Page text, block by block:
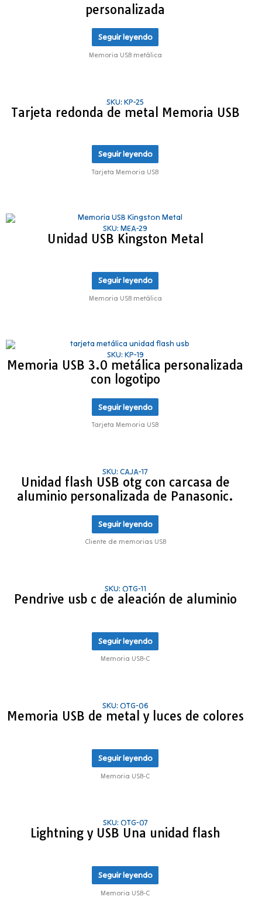
personalizada
Seguir leyendo
Memoria USB metálica
SKU: KP-25
Tarjeta redonda de metal Memoria USB
Seguir leyendo
Tarjeta Memoria USB
SKU: MEA-29
Unidad USB Kingston Metal
Seguir leyendo
Memoria USB metálica
SKU: KP-19
Memoria USB 3.0 metálica personalizada
con logotipo
Seguir leyendo
Tarjeta Memoria USB
SKU: CAJA-17
Unidad flash USB otg con carcasa de
aluminio personalizada de Panasonic.
Seguir leyendo
Cliente de memorias USB
SKU: OTG-11
Pendrive usb c de aleación de aluminio
Seguir leyendo
Memoria USB-C
SKU: OTG-06
Memoria USB de metal y luces de colores
Seguir leyendo
Memoria USB-C
SKU: OTG-07
Lightning y USB Una unidad flash
Seguir leyendo
Memoria USB-C